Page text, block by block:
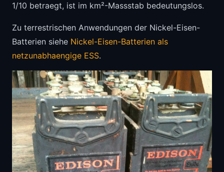
1/10 betraegt, ist im km²-Massstab bedeutungslos.
Zu terrestrischen Anwendungen der Nickel-Eisen-
Batterien siehe Nickel-Eisen-Batterien als
netzunabhaengige ESS.